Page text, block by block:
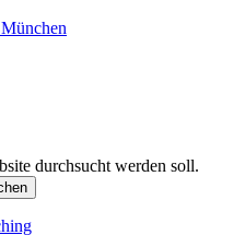
durchsucht werden soll.